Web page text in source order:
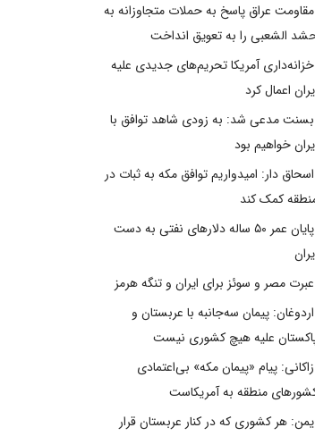
مقاومت عراق پاسخ به حملات متجاوزانه به
الشعبی را به تعویق انداخت
خزانه‌داری آمریکا تحریم‌های جدیدی علیه
اعمال کرد
بسنت مدعی شد: به زودی شاهد توافق با
خواهیم بود
اسحاق دار: امیدواریم توافق مکه به ثبات در
کمک کند
پایان عمر ۵۰ ساله دلارهای نفتی به دست
عبرت مصر و سوئز برای ایران و تنگه هرمز
اردوغان: پیمان سه‌جانبه با عربستان و
علیه هیچ کشوری نیست
زاکانی: پیام «پیمان مکه» بی‌اعتمادی
منطقه به آمریکاست
یمن: هر کشوری که در کنار عربستان قرار